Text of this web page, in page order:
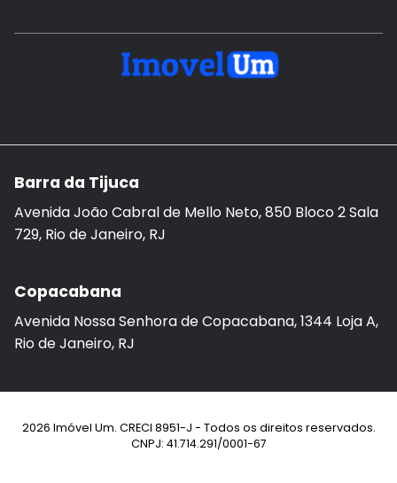
Barra da Tijuca
Avenida João Cabral de Mello Neto, 850 Bloco 2 Sala
729, Rio de Janeiro, RJ
Copacabana
Avenida Nossa Senhora de Copacabana, 1344 Loja A,
Rio de Janeiro, RJ
2026 Imóvel Um. CRECI 8951-J - Todos os direitos reservados.
CNPJ: 41.714.291/0001-67